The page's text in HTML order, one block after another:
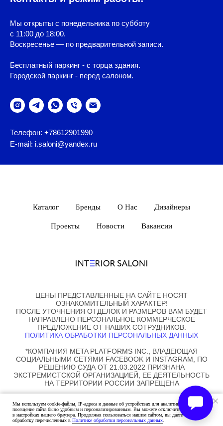
Мы открыты с понедельника по субботу
с 11:00 до 18:00.
Воскресенье — по предварительной записи.
Бесплатный паркинг - с торца здания.
Городской паркинг - перед салоном.
Телефон: +78612901990
E-mail: i.saloni@yandex.ru
Мы используем cookie-файлы, IP-адреса и данные об устройствах для аналитики, чтобы ваше
посещение сайта было удобным и персонализированным. Вы можете отключить cookie-файлы
в настройках вашего браузера. Продолжая пользоваться нашим сайтом, вы даете согласие на
обработку перечисленных в Политике обработки персональных данных
Каталог Бренды О Нас Дизайнеры
Проекты Новости Вакансии
ЦЕНЫ ПРЕДСТАВЛЕННЫЕ НА САЙТЕ НОСЯТ
ОЗНАКОМИТЕЛЬНЫЙ ХАРАКТЕР!
ПОСЛЕ УТОЧНЕНИЯ ОТДЕЛОК И РАЗМЕРОВ ВАМ БУДЕТ
НАПРАВЛЕНО ПЕРСОНАЛЬНОЕ КОММЕРЧЕСКОЕ
ПРЕДЛОЖЕНИЕ ОТ НАШИХ СОТРУДНИКОВ.
ПОЛИТИКА ОБРАБОТКИ ПЕРСОНАЛЬНЫХ ДАННЫХ
*КОМПАНИЯ META PLATFORMS INC., ВЛАДЕЮЩАЯ
СОЦИАЛЬНЫМИ СЕТЯМИ FACEBOOK И INSTAGRAM, ПО
РЕШЕНИЮ СУДА ОТ 21.03.2022 ПРИЗНАНА
ЭКСТРЕМИСТСКОЙ ОРГАНИЗАЦИЕЙ, ЕЕ ДЕЯТЕЛЬНОСТЬ
НА ТЕРРИТОРИИ РОССИИ ЗАПРЕЩЕНА
© ALL RIGHTS RESERVED. MOARRR_STUDIO